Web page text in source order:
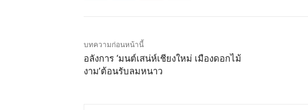
บทความก่อนหน้านี้
อลังการ ‘มนต์เสน่ห์เชียงใหม่ เมืองดอกไม้
งาม’ต้อนรับลมหนาว